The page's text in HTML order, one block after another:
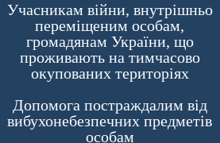
Учасникам війни, внутрішньо
переміщеним особам,
громадянам України, що
проживають на тимчасово
окупованих територіях
Допомога постраждалим від
вибухонебезпечних предметів
особам